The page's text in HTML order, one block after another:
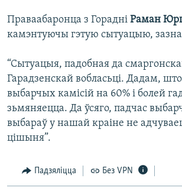
Праваабаронца з Горадні Раман
камэнтуючы гэтую сытуацыю,
“Сытуацыя, падобная да
Гарадзенскай вобласьці. Дадам, што
выбарчых камісій на 60% і болей
зьмяняецца. Да ўсяго, падчас
выбараў у нашай краіне не
цішыня”.
Падзяліцца Без VPN